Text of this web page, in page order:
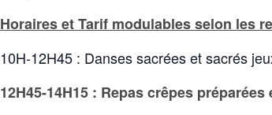
Horaires et Tarif modulables selon les
10H-12H45 : Danses sacrées et sacrés
12H45-14H15 : Repas crêpes